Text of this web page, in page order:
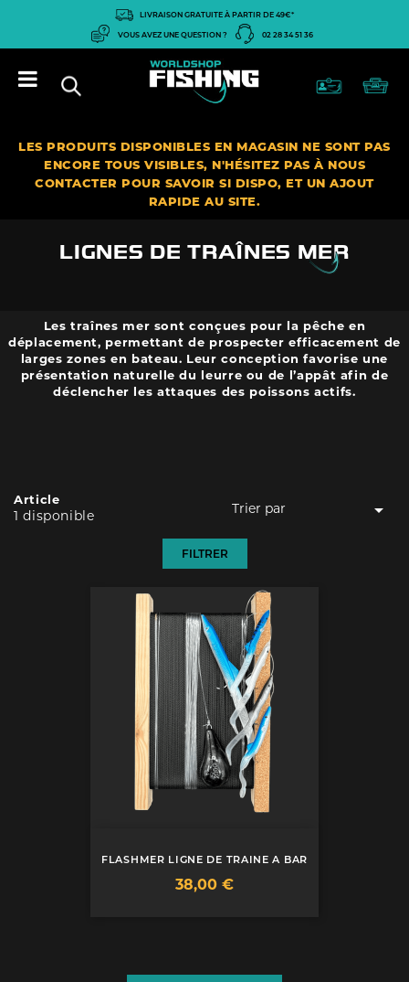
Panneau de gestion des cookies
LIVRAISON GRATUITE À PARTIR DE 49€*
VOUS AVEZ UNE QUESTION ? 02 28 34 51 36
LES PRODUITS DISPONIBLES EN MAGASIN NE SONT PAS
ENCORE TOUS VISIBLES, N'HÉSITEZ PAS À NOUS
CONTACTER POUR SAVOIR SI DISPO, ET UN AJOUT
RAPIDE AU SITE.
LIGNES DE TRAÎNES MER
Les traînes mer sont conçues pour la pêche en
déplacement, permettant de prospecter efficacement de
larges zones en bateau. Leur conception favorise une
présentation naturelle du leurre ou de l’appât afin de
déclencher les attaques des poissons actifs.
Article
1 disponible Trier par 
Pertinence
Nom, A à Z
Prix, croissant
Prix, décroissant
FILTRER
FLASHMER LIGNE DE TRAINE A BAR
Prix
38,00 €